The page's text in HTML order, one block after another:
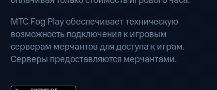
МТС Fog Play обеспечивает техническую
возможность подключения к игровым
серверам мерчантов для доступа к играм.
Серверы предоставляются мерчантами.